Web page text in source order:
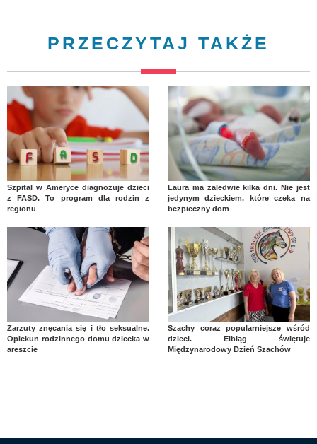
PRZECZYTAJ TAKŻE
Szpital w Ameryce diagnozuje dzieci
z FASD. To program dla rodzin z
regionu
Laura ma zaledwie kilka dni. Nie jest
jedynym dzieckiem, które czeka na
bezpieczny dom
Zarzuty znęcania się i tło seksualne.
Opiekun rodzinnego domu dziecka w
areszcie
Szachy coraz popularniejsze wśród
dzieci. Elbląg świętuje
Międzynarodowy Dzień Szachów